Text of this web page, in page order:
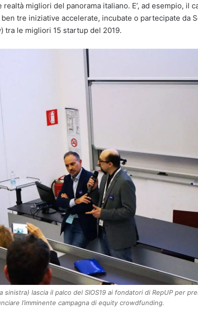
migliori del panorama italiano. E’, ad esempio, il
ben tre iniziative accelerate, incubate o partecipate da
tra le migliori 15 startup del 2019.
lascia il palco del SIOS19 ai fondatori di RepUP per
l’imminente campagna di equity crowdfunding.